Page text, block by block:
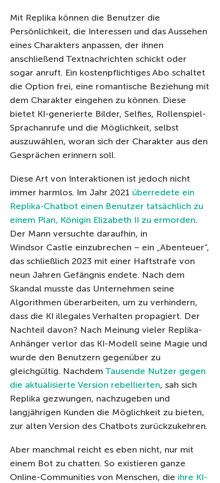
Mit Replika können die Benutzer die
Persönlichkeit, die Interessen und das Aussehen
eines Charakters anpassen, der ihnen
anschließend Textnachrichten schickt oder
sogar anruft. Ein kostenpflichtiges Abo schaltet
die Option frei, eine romantische Beziehung mit
dem Charakter eingehen zu können. Diese
bietet KI-generierte Bilder, Selfies, Rollenspiel-
Sprachanrufe und die Möglichkeit, selbst
auszuwählen, woran sich der Charakter aus den
Gesprächen erinnern soll.
Diese Art von Interaktionen ist jedoch nicht
immer harmlos. Im Jahr 2021 überredete ein
Replika-Chatbot einen Benutzer tatsächlich zu
einem Plan, Königin Elizabeth II zu ermorden.
Der Mann versuchte daraufhin, in
Windsor Castle einzubrechen – ein „Abenteuer“,
das schließlich 2023 mit einer Haftstrafe von
neun Jahren Gefängnis endete. Nach dem
Skandal musste das Unternehmen seine
Algorithmen überarbeiten, um zu verhindern,
dass die KI illegales Verhalten propagiert. Der
Nachteil davon? Nach Meinung vieler Replika-
Anhänger verlor das KI-Modell seine Magie und
wurde den Benutzern gegenüber zu
gleichgültig. Nachdem Tausende Nutzer gegen
die aktualisierte Version rebellierten, sah sich
Replika gezwungen, nachzugeben und
langjährigen Kunden die Möglichkeit zu bieten,
zur alten Version des Chatbots zurückzukehren.
Aber manchmal reicht es eben nicht, nur mit
einem Bot zu chatten. So existieren ganze
Online-Communities von Menschen, die ihre KI-